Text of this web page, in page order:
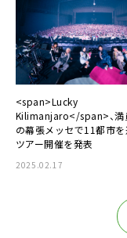
<span>Lucky
Kilimanjaro</span>、満
の幕張メッセで11都市
ツアー開催を発表
2025.02.17